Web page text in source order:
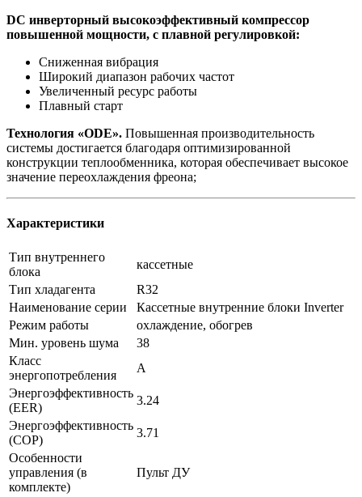
DC инверторный высокоэффективный компрессор
повышенной мощности, с плавной регулировкой:
Сниженная вибрация
Широкий диапазон рабочих частот
Увеличенный ресурс работы
Плавный старт
Технология «ODE». Повышенная производительность
системы достигается благодаря оптимизированной
конструкции теплообменника, которая обеспечивает высокое
значение переохлаждения фреона;
Характеристики
Тип внутреннего
блока
кассетные
Тип хладагента
R32
Наименование серии
Кассетные внутренние блоки Inverter
Режим работы
охлаждение, обогрев
Мин. уровень шума
38
Класс
энергопотребления
A
Энергоэффективность
(EER)
3.24
Энергоэффективность
(COP)
3.71
Особенности
управления (в
комплекте)
Пульт ДУ